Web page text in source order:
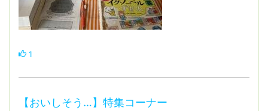
1
【おいしそう…】特集コーナー